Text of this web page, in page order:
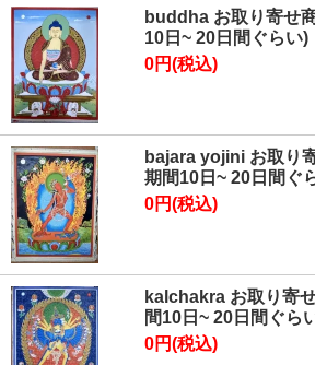
buddha お取り寄せ
10日~ 20日間ぐらい)
0円(税込)
bajara yojini お取り
期間10日~ 20日間ぐ
0円(税込)
kalchakra お取り寄
間10日~ 20日間ぐら
0円(税込)